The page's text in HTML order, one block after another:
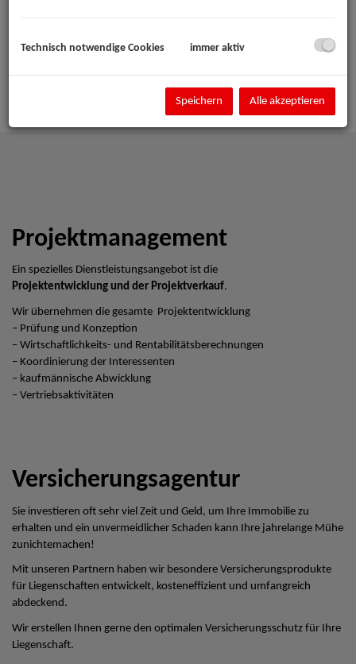
Projektmanagement
Ein spezielles Dienstleistungsangebot ist die
Projektentwicklung und der Projektverkauf.
Wir übernehmen die gesamte Projektentwicklung
– Prüfung und Konzeption
– Wirtschaftlichkeits- und Rentabilitätsberechnungen
– Koordinierung der Interessenten
– kaufmännische Abwicklung
– Vertriebsaktivitäten
Versicherungsagentur
Sie investieren oft sehr viel Zeit und Geld, um Ihre Immobilie zu
erhalten und ein unvermeidlicher Schaden kann Ihre jahrelange Mühe
zunichtemachen!
Mit unseren Partnern haben wir besondere Versicherungsprodukte
für Liegenschaften entwickelt, kosteneffizient und umfangreich
abdeckend.
Wir erstellen Ihnen gerne den optimalen Versicherungsschutz für Ihre
Liegenschaft.
Technisch notwendige Cookies immer aktiv
Speichern Alle akzeptieren